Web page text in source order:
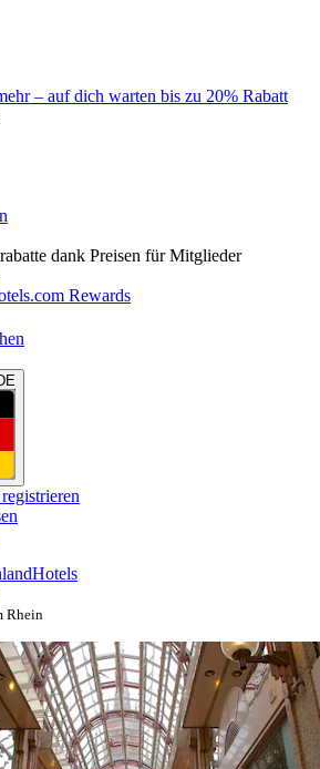
– auf dich warten bis zu 20% Rabatt
dank Preisen für Mitglieder
Rewards
Hotels
Rhein